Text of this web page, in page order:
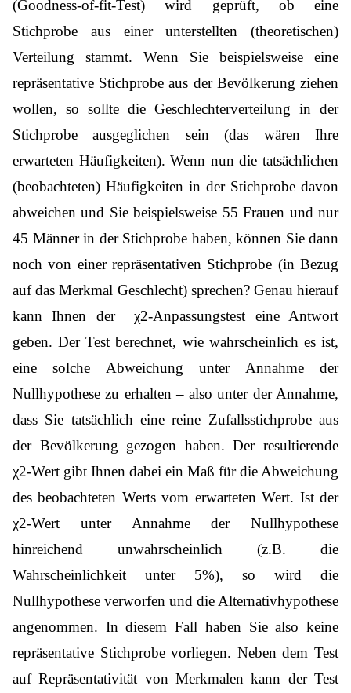
(Goodness-of-fit-Test) wird geprüft, ob eine
Stichprobe aus einer unterstellten (theoretischen)
Verteilung stammt. Wenn Sie beispielsweise eine
repräsentative Stichprobe aus der Bevölkerung ziehen
wollen, so sollte die Geschlechterverteilung in der
Stichprobe ausgeglichen sein (das wären Ihre
erwarteten Häufigkeiten). Wenn nun die tatsächlichen
(beobachteten) Häufigkeiten in der Stichprobe davon
abweichen und Sie beispielsweise 55 Frauen und nur
45 Männer in der Stichprobe haben, können Sie dann
noch von einer repräsentativen Stichprobe (in Bezug
auf das Merkmal Geschlecht) sprechen? Genau hierauf
kann Ihnen der χ2-Anpassungstest eine Antwort
geben. Der Test berechnet, wie wahrscheinlich es ist,
eine solche Abweichung unter Annahme der
Nullhypothese zu erhalten – also unter der Annahme,
dass Sie tatsächlich eine reine Zufallsstichprobe aus
der Bevölkerung gezogen haben. Der resultierende
χ2-Wert gibt Ihnen dabei ein Maß für die Abweichung
des beobachteten Werts vom erwarteten Wert. Ist der
χ2-Wert unter Annahme der Nullhypothese
hinreichend unwahrscheinlich (z.B. die
Wahrscheinlichkeit unter 5%), so wird die
Nullhypothese verworfen und die Alternativhypothese
angenommen. In diesem Fall haben Sie also keine
repräsentative Stichprobe vorliegen. Neben dem Test
auf Repräsentativität von Merkmalen kann der Test